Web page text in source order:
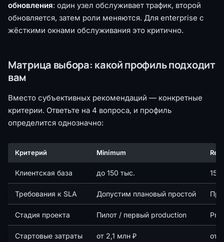
обновления: один узел обслуживает трафик, второй
обновляется, затем роли меняются. Для enterprise с
жёсткими окнами обслуживания это критично.
Матрица выбора: какой профиль подходит
вам
Вместо субъективных рекомендаций — конкретные
критерии. Ответьте на 4 вопроса, и профиль
определится однозначно:
Критерий Minimum
Клиентская база до 150 тыс.
Требования к SLA Допустим плановый простой
Стадия проекта Пилот / первый production
Стартовые затраты от 2,1 млн ₽ от